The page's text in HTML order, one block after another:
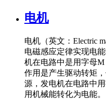
电机
电机（英文：Electric
电磁感应定律实现电
机在电路中是用字母
作用是产生驱动转矩
源，发电机在电路中
用机械能转化为电能